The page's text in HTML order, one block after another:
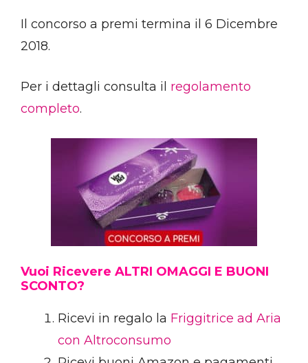
Il concorso a premi termina il 6 Dicembre
2018.
Per i dettagli consulta il regolamento
completo.
Vuoi Ricevere ALTRI OMAGGI E BUONI
SCONTO?
Ricevi in regalo la Friggitrice ad Aria
con Altroconsumo